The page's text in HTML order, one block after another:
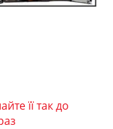
її так до